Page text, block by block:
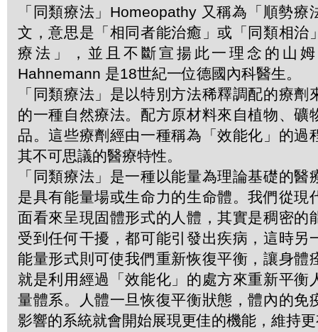
「同類療法」Homeopathy 又稱為「順勢療
文，意思是「相同者能治癒」或「同類相治
療法」，並且不斷宣揚此一理念的山
Hahnemann 是18世紀一位德國內科醫生。
「同類療法」是以特別方法稀釋調配的療劑
的一種自然療法。配方原材料來自植物、礦
品。這些療劑經由一種稱為「效能化」的過
其不可思議的醫療特性。
「同類療法」是一種以能量為理論基礎的醫
是具有能量場或生命力的生命體。我們從現
面看來呈現固體形式的人體，其實是稠密的
受到任何干擾，都可能引發出疾病，這時另
能量形式則可使我們重新恢復平衡，讓身體
就是利用經過「效能化」的處方來重新平衡
量體系。人體一旦恢復平衡狀態，體內的免
影響的系統就會開始展現更佳的機能，維持